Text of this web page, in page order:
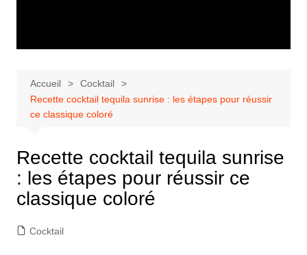
Accueil
Cocktail
Recette cocktail tequila sunrise : les étapes pour réussir
ce classique coloré
Recette cocktail tequila sunrise
: les étapes pour réussir ce
classique coloré
Cocktail